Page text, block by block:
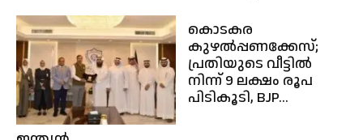
കൊടകര
കുഴല്‍പ്പണക്കേസ്;
പ്രതിയുടെ വീട്ടില്‍
നിന്ന് 9 ലക്ഷം രൂപ
പിടികൂടി, BJP...